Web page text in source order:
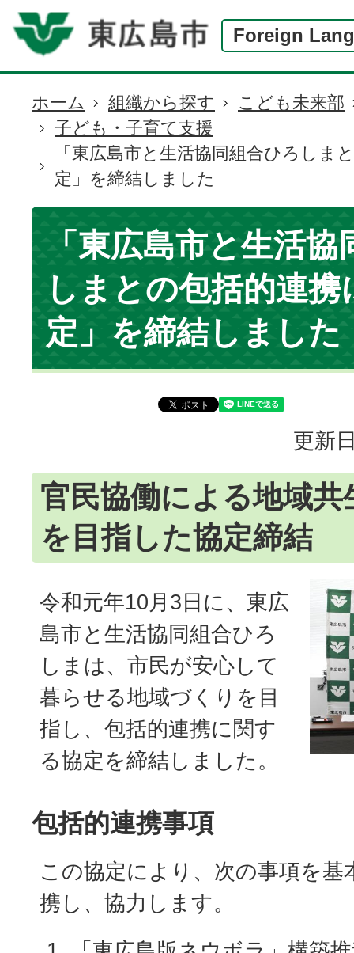
Foreign
現
在
置
ホーム 組織から探す
こども未来部
子ども・子育て支援
「東広島市と生活協同組合ひろしま
定」を締結しました
「東広島市と生活
しまとの包括的連携
定」を締結しました
更新
官民協働による地域共
を目指した協定締結
令和元年10月3日に、東広
島市と生活協同組合ひろ
しまは、市民が安心して
暮らせる地域づくりを目
指し、包括的連携に関す
る協定を締結しました。
包括的連携事項
この協定により、次の事項を基
携し、協力します。